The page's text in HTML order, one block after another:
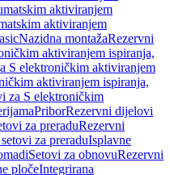
aktiviranjem
aktiviranjem
Nazidna montažaRezervni
aktiviranjem ispiranja,
S elektroničkim aktiviranjem
aktiviranjem ispiranja,
za S elektroničkim
PriborRezervni dijelovi
za preraduRezervni
za preraduIsplavne
Setovi za obnovuRezervni
pločeIntegrirana